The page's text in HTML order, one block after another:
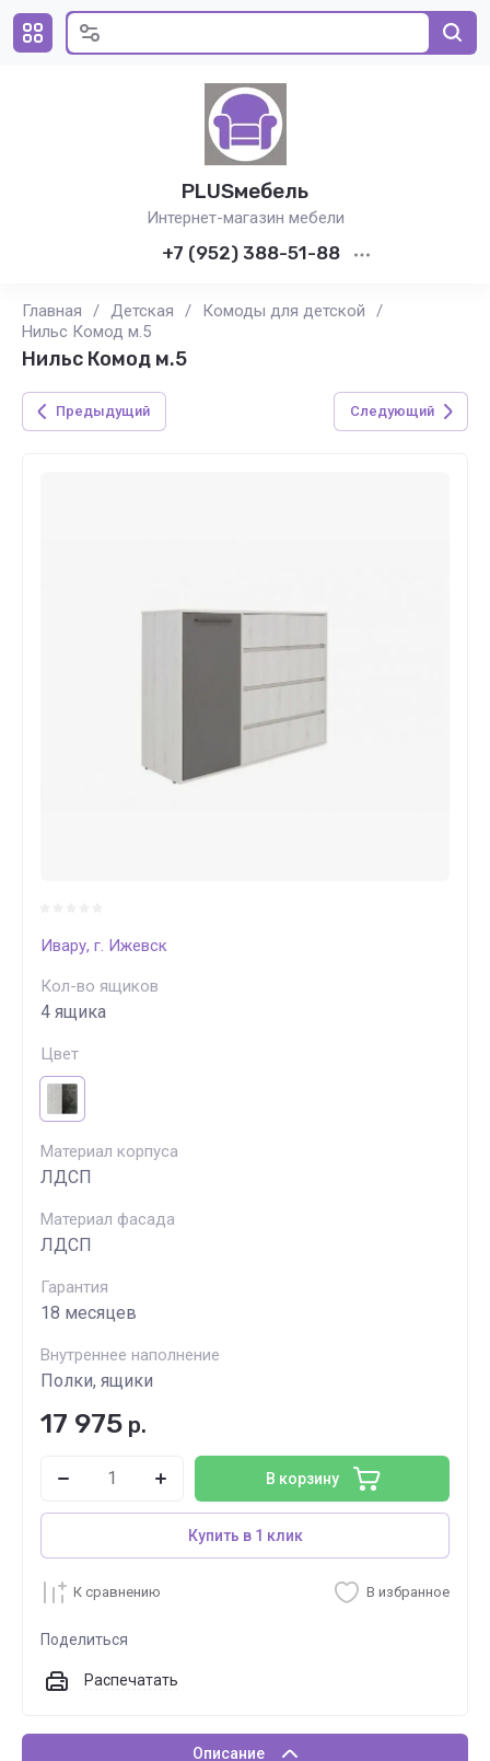
PLUSмебель
Интернет-магазин мебели
+7 (952) 388-51-88
Главная / Детская / Комоды для детской
/
Нильс Комод м.5
Нильс Комод м.5
Предыдущий Следующий
Ивару, г. Ижевск
Кол-во ящиков
4 ящика
Цвет
Материал корпуса
ЛДСП
Материал фасада
ЛДСП
Гарантия
18 месяцев
Внутреннее наполнение
Полки, ящики
17 975 р.
В корзину
Купить в 1 клик
К сравнению В избранное
Поделиться
Распечатать
Описание